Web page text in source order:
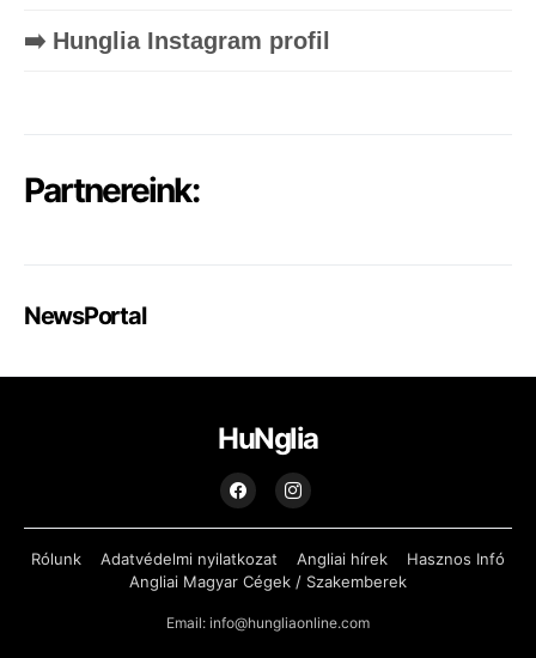
➡️ Hunglia Instagram profil
Partnereink:
NewsPortal
HuNglia
Rólunk Adatvédelmi nyilatkozat Angliai hírek
Hasznos Infó
Angliai Magyar Cégek / Szakemberek
Email: info@hungliaonline.com